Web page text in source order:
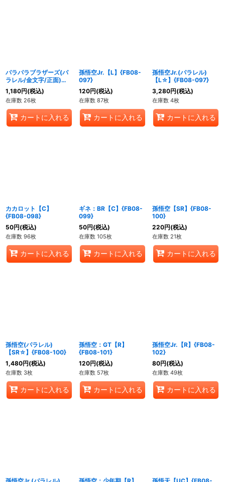
パラパラブラザーズ(パ
ラレル/金文字/正面)
【UC☆】{FB03-123}
1,180円(税込)
在庫数 26枚
カートに入れる
孫悟空Jr.【L】{FB08-
097}
120円(税込)
在庫数 87枚
カートに入れる
孫悟空Jr.(パラレル)
【L☆】{FB08-097}
3,280円(税込)
在庫数 4枚
カートに入れる
カカロット【C】
{FB08-098}
50円(税込)
在庫数 96枚
カートに入れる
ギネ：BR【C】{FB08-
099}
50円(税込)
在庫数 105枚
カートに入れる
孫悟空【SR】{FB08-
100}
220円(税込)
在庫数 21枚
カートに入れる
孫悟空(パラレル)
【SR☆】{FB08-100}
1,480円(税込)
在庫数 3枚
カートに入れる
孫悟空：GT【R】
{FB08-101}
120円(税込)
在庫数 57枚
カートに入れる
孫悟空Jr.【R】{FB08-
102}
80円(税込)
在庫数 49枚
カートに入れる